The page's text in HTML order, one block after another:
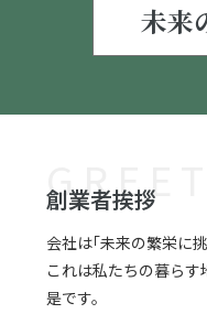
未来
創業者挨拶
会社は｢未来の繁栄に
これは私たちの暮ら
是です。